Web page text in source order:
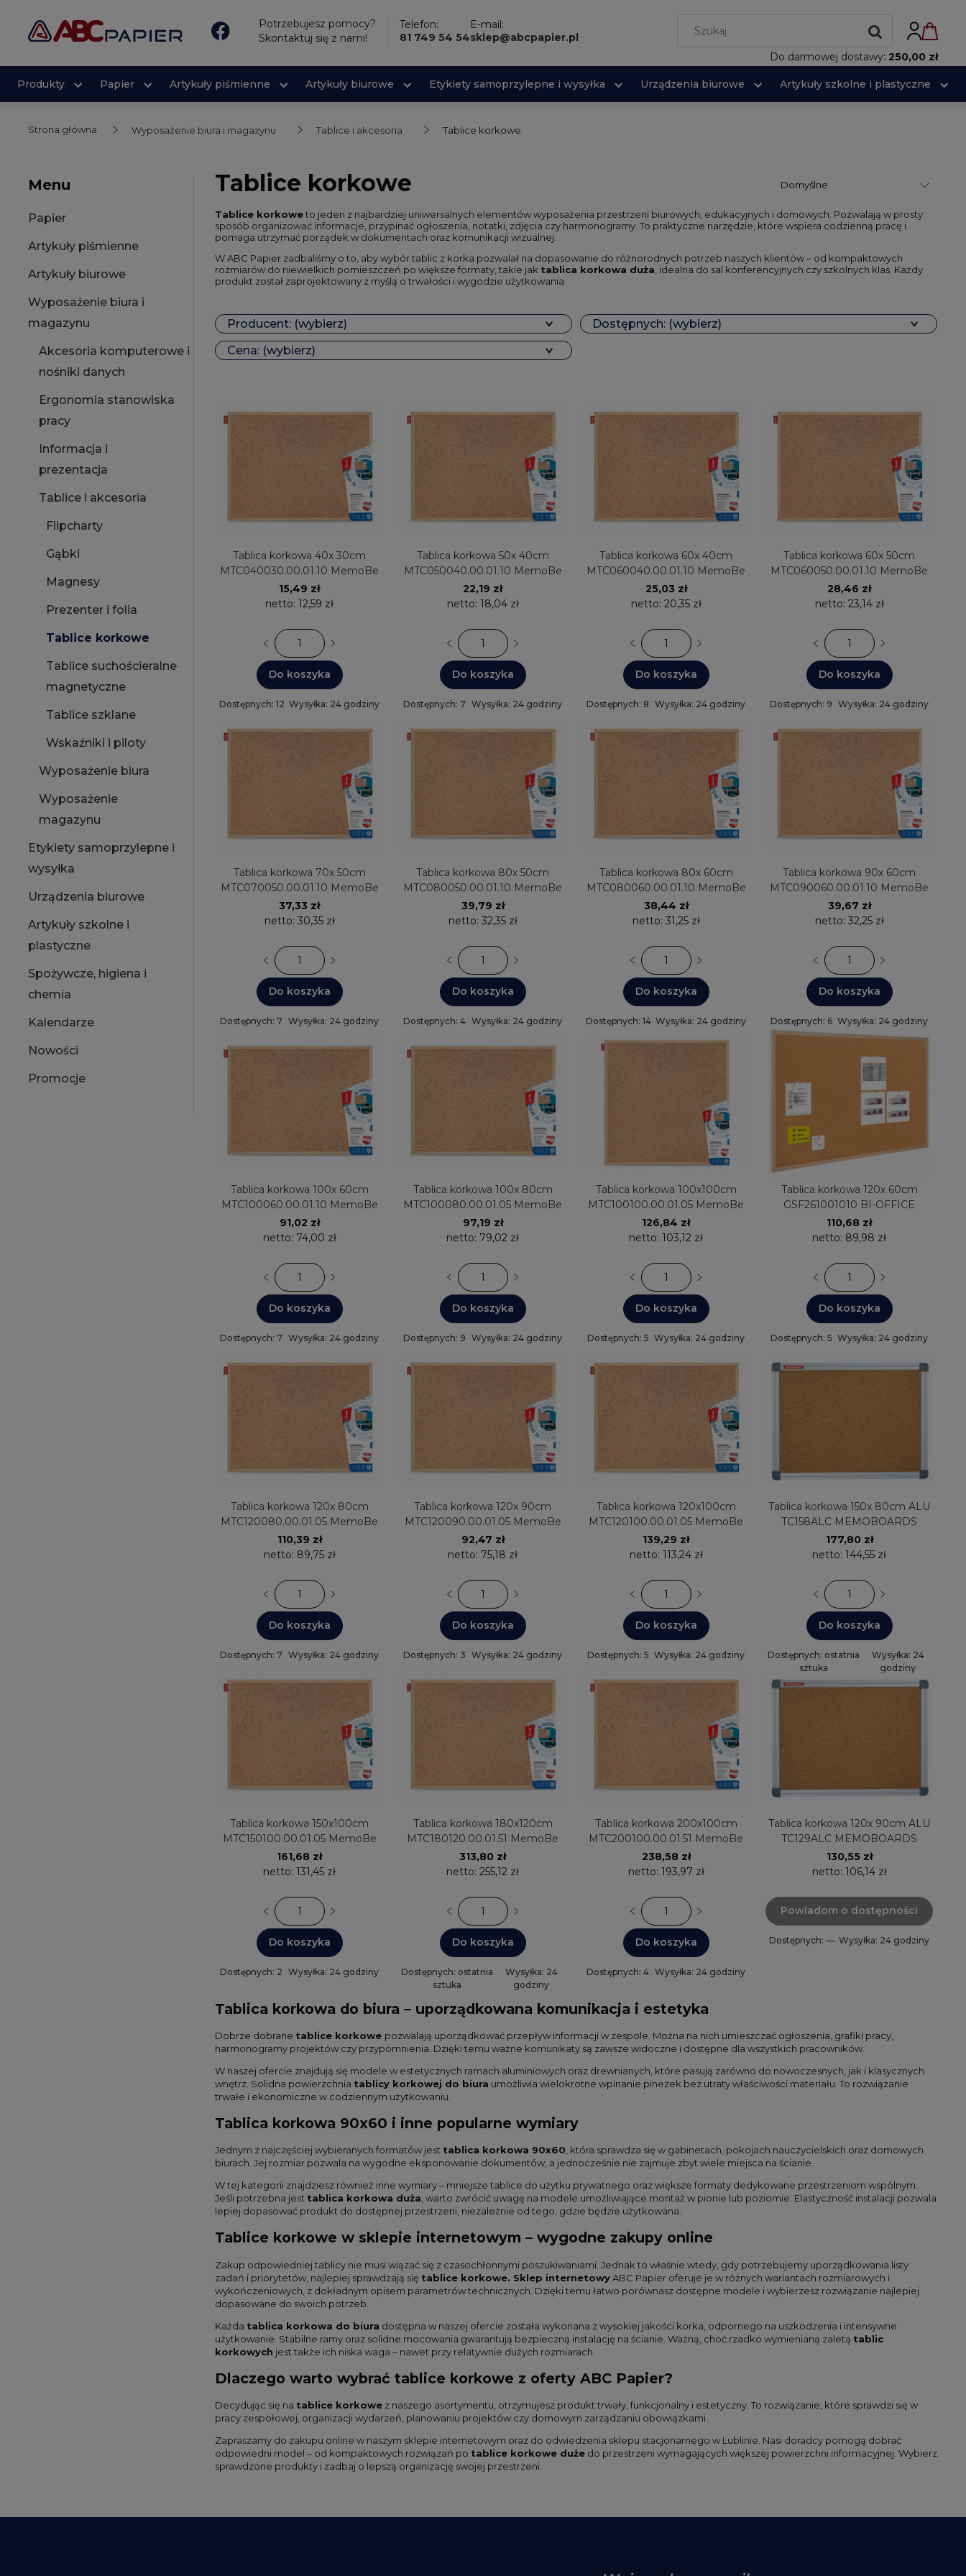
Potrzebujesz pomocy?
Skontaktuj się z nami!
Telefon:
81 749 54 54
E-mail:
sklep@abcpapier.pl
Do darmowej dostawy: 250,00 zł
Produkty Papier Artykuły piśmienne Artykuły biurowe Etykiety samoprzylepne i wysyłka Urządzenia biurowe Artykuły szkolne i plastyczne
Strona główna Wyposażenie biura i magazynu Tablice i akcesoria Tablice korkowe
Menu
Papier
Artykuły piśmienne
Artykuły biurowe
Wyposażenie biura i
magazynu
Akcesoria komputerowe i
nośniki danych
Ergonomia stanowiska
pracy
Informacja i
prezentacja
Tablice i akcesoria
Flipcharty
Gąbki
Magnesy
Prezenter i folia
Tablice korkowe
Tablice suchościeralne
magnetyczne
Tablice szklane
Wskaźniki i piloty
Wyposażenie biura
Wyposażenie
magazynu
Etykiety samoprzylepne i
wysyłka
Urządzenia biurowe
Artykuły szkolne i
plastyczne
Spożywcze, higiena i
chemia
Kalendarze
Nowości
Promocje
Tablice korkowe
Tablice korkoweto jeden z najbardziej uniwersalnych elementów wyposażenia przestrzeni biurowych, edukacyjnych i domowych. Pozwalają w prosty
sposób organizować informacje, przypinać ogłoszenia, notatki, zdjęcia czy harmonogramy. To praktyczne narzędzie, które wspiera codzienną pracę i
pomaga utrzymać porządek w dokumentach oraz komunikacji wizualnej.
W ABC Papier zadbaliśmy o to, aby wybór tablic z korka pozwalał na dopasowanie do różnorodnych potrzeb naszych klientów – od kompaktowych
rozmiarów do niewielkich pomieszczeń po większe formaty, takie jak tablica korkowa duża , idealna do sal konferencyjnych czy szkolnych klas. Każdy
produkt został zaprojektowany z myślą o trwałości i wygodzie użytkowania.
Producent: (wybierz)
Dostępnych: (wybierz)
Cena: (wybierz)
Tablica korkowa 40x 30cm
MTC040030.00.01.10 MemoBe
15,49 zł
netto: 12,59 zł
Do koszyka
Dostępnych: 12 Wysyłka: 24 godziny
Tablica korkowa 50x 40cm
MTC050040.00.01.10 MemoBe
22,19 zł
netto: 18,04 zł
Do koszyka
Dostępnych: 7 Wysyłka: 24 godziny
Tablica korkowa 60x 40cm
MTC060040.00.01.10 MemoBe
25,03 zł
netto: 20,35 zł
Do koszyka
Dostępnych: 8 Wysyłka: 24 godziny
Tablica korkowa 60x 50cm
MTC060050.00.01.10 MemoBe
28,46 zł
netto: 23,14 zł
Do koszyka
Dostępnych: 9 Wysyłka: 24 godziny
Tablica korkowa 70x 50cm
MTC070050.00.01.10 MemoBe
37,33 zł
netto: 30,35 zł
Do koszyka
Dostępnych: 7 Wysyłka: 24 godziny
Tablica korkowa 80x 50cm
MTC080050.00.01.10 MemoBe
39,79 zł
netto: 32,35 zł
Do koszyka
Dostępnych: 4 Wysyłka: 24 godziny
Tablica korkowa 80x 60cm
MTC080060.00.01.10 MemoBe
38,44 zł
netto: 31,25 zł
Do koszyka
Dostępnych: 14 Wysyłka: 24 godziny
Tablica korkowa 90x 60cm
MTC090060.00.01.10 MemoBe
39,67 zł
netto: 32,25 zł
Do koszyka
Dostępnych: 6 Wysyłka: 24 godziny
Tablica korkowa 100x 60cm
MTC100060.00.01.10 MemoBe
91,02 zł
netto: 74,00 zł
Do koszyka
Dostępnych: 7 Wysyłka: 24 godziny
Tablica korkowa 100x 80cm
MTC100080.00.01.05 MemoBe
97,19 zł
netto: 79,02 zł
Do koszyka
Dostępnych: 9 Wysyłka: 24 godziny
Tablica korkowa 100x100cm
MTC100100.00.01.05 MemoBe
126,84 zł
netto: 103,12 zł
Do koszyka
Dostępnych: 5 Wysyłka: 24 godziny
Tablica korkowa 120x 60cm
GSF261001010 BI-OFFICE
110,68 zł
netto: 89,98 zł
Do koszyka
Dostępnych: 5 Wysyłka: 24 godziny
Tablica korkowa 120x 80cm
MTC120080.00.01.05 MemoBe
110,39 zł
netto: 89,75 zł
Do koszyka
Dostępnych: 7 Wysyłka: 24 godziny
Tablica korkowa 120x 90cm
MTC120090.00.01.05 MemoBe
92,47 zł
netto: 75,18 zł
Do koszyka
Dostępnych: 3 Wysyłka: 24 godziny
Tablica korkowa 120x100cm
MTC120100.00.01.05 MemoBe
139,29 zł
netto: 113,24 zł
Do koszyka
Dostępnych: 5 Wysyłka: 24 godziny
Tablica korkowa 150x 80cm ALU
TC158ALC MEMOBOARDS
177,80 zł
netto: 144,55 zł
Do koszyka
Dostępnych: ostatnia
sztuka
Wysyłka: 24
godziny
Tablica korkowa 150x100cm
MTC150100.00.01.05 MemoBe
161,68 zł
netto: 131,45 zł
Do koszyka
Dostępnych: 2 Wysyłka: 24 godziny
Tablica korkowa 180x120cm
MTC180120.00.01.51 MemoBe
313,80 zł
netto: 255,12 zł
Do koszyka
Dostępnych: ostatnia
sztuka
Wysyłka: 24
godziny
Tablica korkowa 200x100cm
MTC200100.00.01.51 MemoBe
238,58 zł
netto: 193,97 zł
Do koszyka
Dostępnych: 4 Wysyłka: 24 godziny
Tablica korkowa 120x 90cm ALU
TC129ALC MEMOBOARDS
130,55 zł
netto: 106,14 zł
Powiadom o dostępności
Dostępnych: — Wysyłka: 24 godziny
Tablica korkowa do biura – uporządkowana komunikacja i estetyka
Dobrze dobrane tablice korkowe pozwalają uporządkować przepływ informacji w zespole. Można na nich umieszczać ogłoszenia, grafiki pracy,
harmonogramy projektów czy przypomnienia. Dzięki temu ważne komunikaty są zawsze widoczne i dostępne dla wszystkich pracowników.
W naszej ofercie znajdują się modele w estetycznych ramach aluminiowych oraz drewnianych, które pasują zarówno do nowoczesnych, jak i klasycznych
wnętrz. Solidna powierzchnia tablicy korkowej do biura umożliwia wielokrotne wpinanie pinezek bez utraty właściwości materiału. To rozwiązanie
trwałe i ekonomiczne w codziennym użytkowaniu.
Tablica korkowa 90x60 i inne popularne wymiary
Jednym z najczęściej wybieranych formatów jest tablica korkowa 90x60, która sprawdza się w gabinetach, pokojach nauczycielskich oraz domowych
biurach. Jej rozmiar pozwala na wygodne eksponowanie dokumentów, a jednocześnie nie zajmuje zbyt wiele miejsca na ścianie.
W tej kategorii znajdziesz również inne wymiary – mniejsze tablice do użytku prywatnego oraz większe formaty dedykowane przestrzeniom wspólnym.
Jeśli potrzebna jest tablica korkowa duża, warto zwrócić uwagę na modele umożliwiające montaż w pionie lub poziomie. Elastyczność instalacji pozwala
lepiej dopasować produkt do dostępnej przestrzeni, niezależnie od tego, gdzie będzie użytkowana.
Tablice korkowe w sklepie internetowym – wygodne zakupy online
Zakup odpowiedniej tablicy nie musi wiązać się z czasochłonnymi poszukiwaniami. Jednak to właśnie wtedy, gdy potrzebujemy uporządkowania listy
zadań i priorytetów, najlepiej sprawdzają się tablice korkowe. Sklep internetowyABC Papier oferuje je w różnych wariantach rozmiarowych i
wykończeniowych, z dokładnym opisem parametrów technicznych. Dzięki temu łatwo porównasz dostępne modele i wybierzesz rozwiązanie najlepiej
dopasowane do swoich potrzeb.
Każda tablica korkowa do biura dostępna w naszej ofercie została wykonana z wysokiej jakości korka, odpornego na uszkodzenia i intensywne
użytkowanie. Stabilne ramy oraz solidne mocowania gwarantują bezpieczną instalację na ścianie. Ważną, choć rzadko wymienianą zaletą tablic
korkowych jest także ich niska waga – nawet przy relatywnie dużych rozmiarach.
Dlaczego warto wybrać tablice korkowe z oferty ABC Papier?
Decydując się na tablice korkowe z naszego asortymentu, otrzymujesz produkt trwały, funkcjonalny i estetyczny. To rozwiązanie, które sprawdzi się w
pracy zespołowej, organizacji wydarzeń, planowaniu projektów czy domowym zarządzaniu obowiązkami.
Zapraszamy do zakupu online w naszym sklepie internetowym oraz do odwiedzenia sklepu stacjonarnego w Lublinie. Nasi doradcy pomogą dobrać
odpowiedni model – od kompaktowych rozwiązań po tablice korkowe duże do przestrzeni wymagających większej powierzchni informacyjnej. Wybierz
sprawdzone produkty i zadbaj o lepszą organizację swojej przestrzeni.